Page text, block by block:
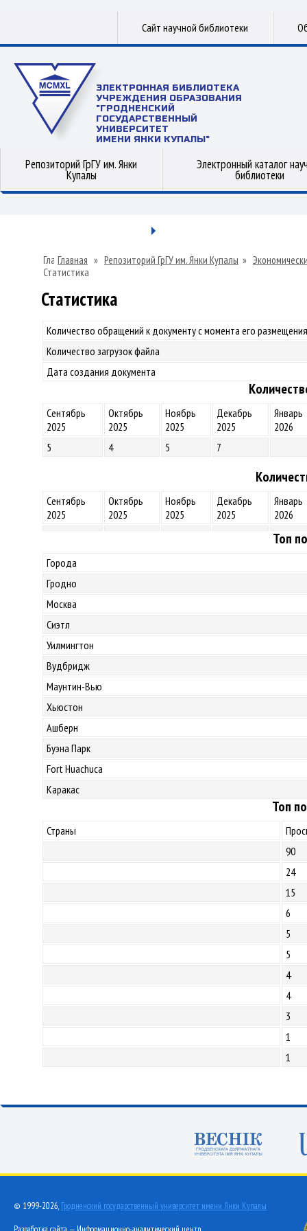
Сайт научной библиотеки
ЭЛЕКТРОННАЯ БИБЛИОТЕКА
УЧРЕЖДЕНИЯ ОБРАЗОВАНИЯ
"ГРОДНЕНСКИЙ
ГОСУДАРСТВЕННЫЙ
УНИВЕРСИТЕТ
ИМЕНИ ЯНКИ КУПАЛЫ"
Репозиторий ГрГУ им. Янки
Купалы
Электронный каталог
библиотеки
Главная » Репозиторий ГрГУ им. Янки Купалы »
Статистика
Статистика
Количество обращений к документу с момента его
Количество загрузок файла
Дата создания документа
Сентябрь
2025
Октябрь
2025
Ноябрь
2025
Декабрь
2025
Январь
2026
5
4 5 7
Сентябрь
2025
Октябрь
2025
Ноябрь
2025
Декабрь
2025
Январь
2026
Топ
Города
Гродно
Москва
Сиэтл
Уилмингтон
Вудбридж
Маунтин-Вью
Хьюстон
Ашберн
Буэна Парк
Fort Huachuca
Каракас
Топ
Страны
90
24
15
6
5
5
4
4
3
1
1
© 1999-2026, Гродненский государственный университет имени Янки Купалы